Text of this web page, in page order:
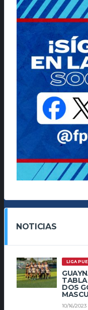
NOTICIAS
LIGA
DOS
10/16/2023